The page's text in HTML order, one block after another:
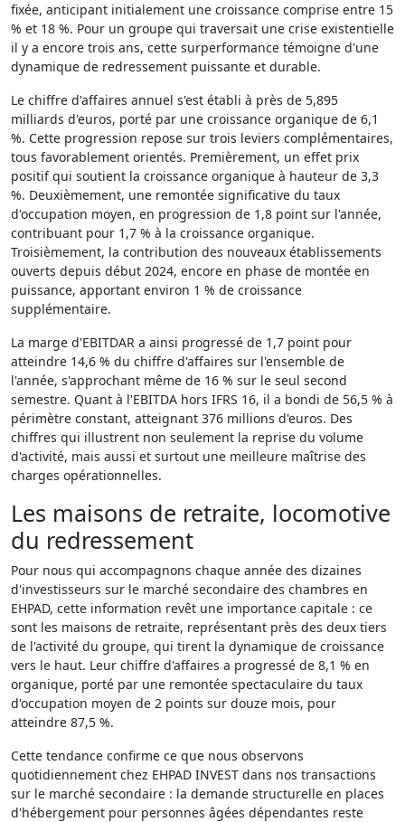
fixée, anticipant initialement une croissance comprise entre 15
% et 18 %. Pour un groupe qui traversait une crise existentielle
il y a encore trois ans, cette surperformance témoigne d'une
dynamique de redressement puissante et durable.
Le chiffre d'affaires annuel s'est établi à près de 5,895
milliards d'euros, porté par une croissance organique de 6,1
%. Cette progression repose sur trois leviers complémentaires,
tous favorablement orientés. Premièrement, un effet prix
positif qui soutient la croissance organique à hauteur de 3,3
%. Deuxièmement, une remontée significative du taux
d'occupation moyen, en progression de 1,8 point sur l'année,
contribuant pour 1,7 % à la croissance organique.
Troisièmement, la contribution des nouveaux établissements
ouverts depuis début 2024, encore en phase de montée en
puissance, apportant environ 1 % de croissance
supplémentaire.
La marge d'EBITDAR a ainsi progressé de 1,7 point pour
atteindre 14,6 % du chiffre d'affaires sur l'ensemble de
l'année, s'approchant même de 16 % sur le seul second
semestre. Quant à l'EBITDA hors IFRS 16, il a bondi de 56,5 % à
périmètre constant, atteignant 376 millions d'euros. Des
chiffres qui illustrent non seulement la reprise du volume
d'activité, mais aussi et surtout une meilleure maîtrise des
charges opérationnelles.
Les maisons de retraite, locomotive
du redressement
Pour nous qui accompagnons chaque année des dizaines
d'investisseurs sur le marché secondaire des chambres en
EHPAD, cette information revêt une importance capitale : ce
sont les maisons de retraite, représentant près des deux tiers
de l'activité du groupe, qui tirent la dynamique de croissance
vers le haut. Leur chiffre d'affaires a progressé de 8,1 % en
organique, porté par une remontée spectaculaire du taux
d'occupation moyen de 2 points sur douze mois, pour
atteindre 87,5 %.
Cette tendance confirme ce que nous observons
quotidiennement chez EHPAD INVEST dans nos transactions
sur le marché secondaire : la demande structurelle en places
d'hébergement pour personnes âgées dépendantes reste